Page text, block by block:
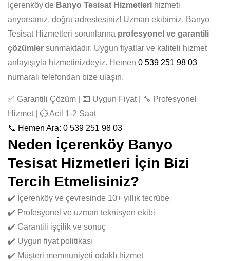
İçerenköy'de Banyo Tesisat Hizmetleri hizmeti
arıyorsanız, doğru adrestesiniz! Uzman ekibimiz, Banyo
Tesisat Hizmetleri sorunlarına profesyonel ve garantili
çözümler sunmaktadır. Uygun fiyatlar ve kaliteli hizmet
anlayışıyla hizmetinizdeyiz. Hemen 0 539 251 98 03
numaralı telefondan bize ulaşın.
✅ Garantili Çözüm | 💵 Uygun Fiyat | 🔧 Profesyonel
Hizmet | ⏱️ Acil 1-2 Saat
📞 Hemen Ara: 0 539 251 98 03
Neden İçerenköy Banyo
Tesisat Hizmetleri İçin Bizi
Tercih Etmelisiniz?
✔️ İçerenköy ve çevresinde 10+ yıllık tecrübe
✔️ Profesyonel ve uzman teknisyen ekibi
✔️ Garantili işçilik ve sonuç
✔️ Uygun fiyat politikası
✔️ Müşteri memnuniyeti odaklı hizmet